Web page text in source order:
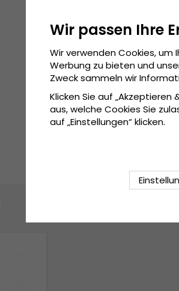
Wir passen Ihre
Wir verwenden Cookies, um
Werbung zu bieten und
Zweck sammeln wir
Klicken Sie auf „Akzeptieren
aus, welche Cookies Sie
auf „Einstellungen“ klicken.